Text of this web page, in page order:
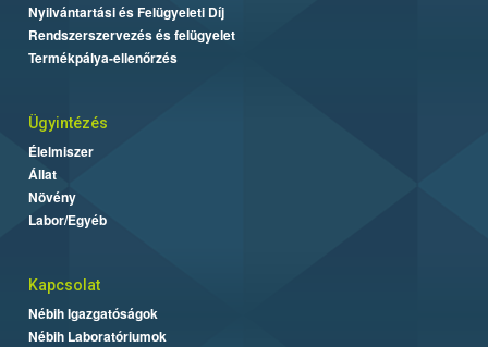
Nyilvántartási és Felügyeleti Díj
Rendszerszervezés és felügyelet
Termékpálya-ellenőrzés
Ügyintézés
Élelmiszer
Állat
Növény
Labor/Egyéb
Kapcsolat
Nébih Igazgatóságok
Nébih Laboratóriumok